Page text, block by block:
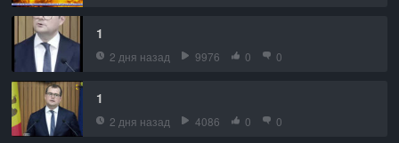
1
2 дня назад 9976 0 0
1
2 дня назад 4086 0 0